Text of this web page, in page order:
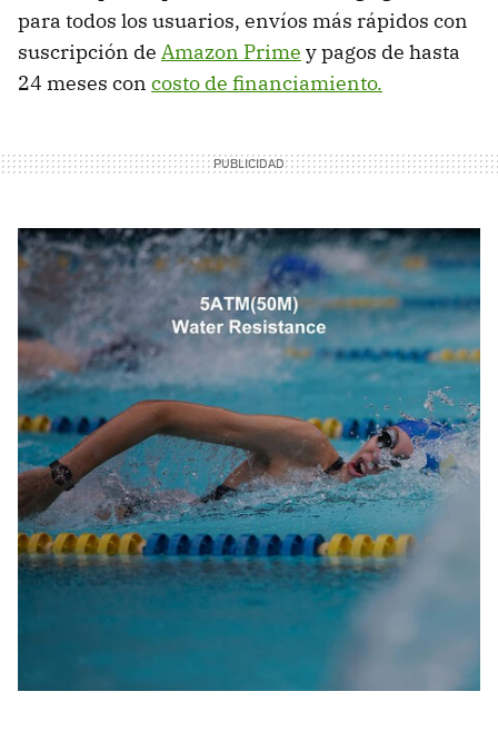
para todos los usuarios, envíos más rápidos con
suscripción de Amazon Prime y pagos de hasta
24 meses con costo de financiamiento.